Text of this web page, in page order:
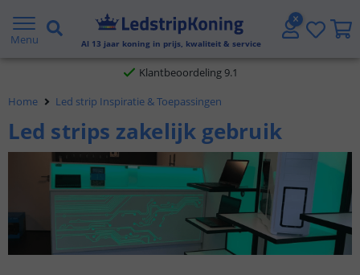
Menu Al 13 jaar koning in prijs, kwaliteit & service
Gratis verzending vanaf € 20,- NL en BE
Klantbeoordeling 9.1
Voor 23:45 uur besteld,morgen in huis
Home Led strip Inspiratie & Toepassingen
Led strips zakelijk gebruik